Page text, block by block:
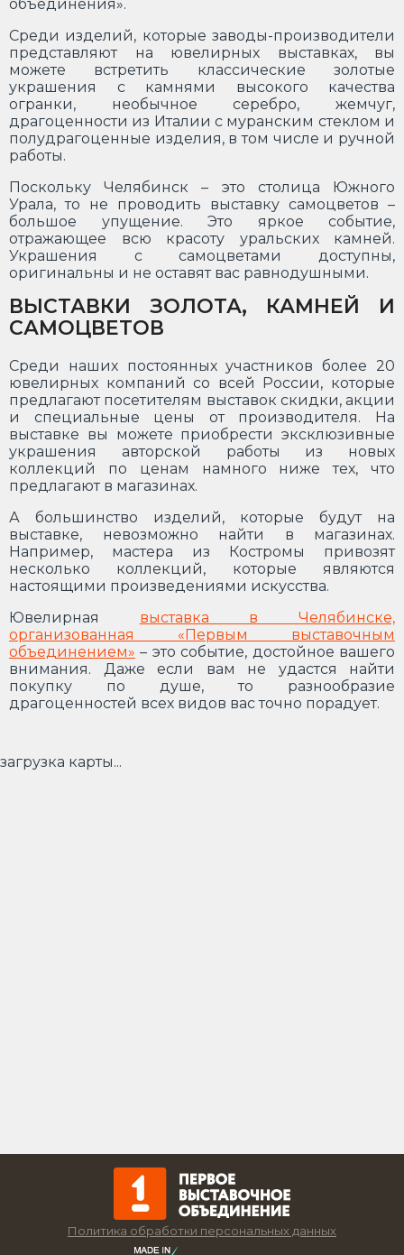
объединения».
Среди изделий, которые заводы-производители
представляют на ювелирных выставках, вы
можете встретить классические золотые
украшения с камнями высокого качества
огранки, необычное серебро, жемчуг,
драгоценности из Италии с муранским стеклом и
полудрагоценные изделия, в том числе и ручной
работы.
Поскольку Челябинск – это столица Южного
Урала, то не проводить выставку самоцветов –
большое упущение. Это яркое событие,
отражающее всю красоту уральских камней.
Украшения с самоцветами доступны,
оригинальны и не оставят вас равнодушными.
ВЫСТАВКИ ЗОЛОТА, КАМНЕЙ И
САМОЦВЕТОВ
Среди наших постоянных участников более 20
ювелирных компаний со всей России, которые
предлагают посетителям выставок скидки, акции
и специальные цены от производителя. На
выставке вы можете приобрести эксклюзивные
украшения авторской работы из новых
коллекций по ценам намного ниже тех, что
предлагают в магазинах.
А большинство изделий, которые будут на
выставке, невозможно найти в магазинах.
Например, мастера из Костромы привозят
несколько коллекций, которые являются
настоящими произведениями искусства.
Ювелирная выставка в Челябинске,
организованная «Первым выставочным
объединением» – это событие, достойное вашего
внимания. Даже если вам не удастся найти
покупку по душе, то разнообразие
драгоценностей всех видов вас точно порадует.
загрузка карты...
Политика обработки персональных данных